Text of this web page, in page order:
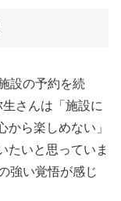
設の予約を続
さんは「施設に
から楽しめない」
たいと思っていま
強い覚悟が感じ